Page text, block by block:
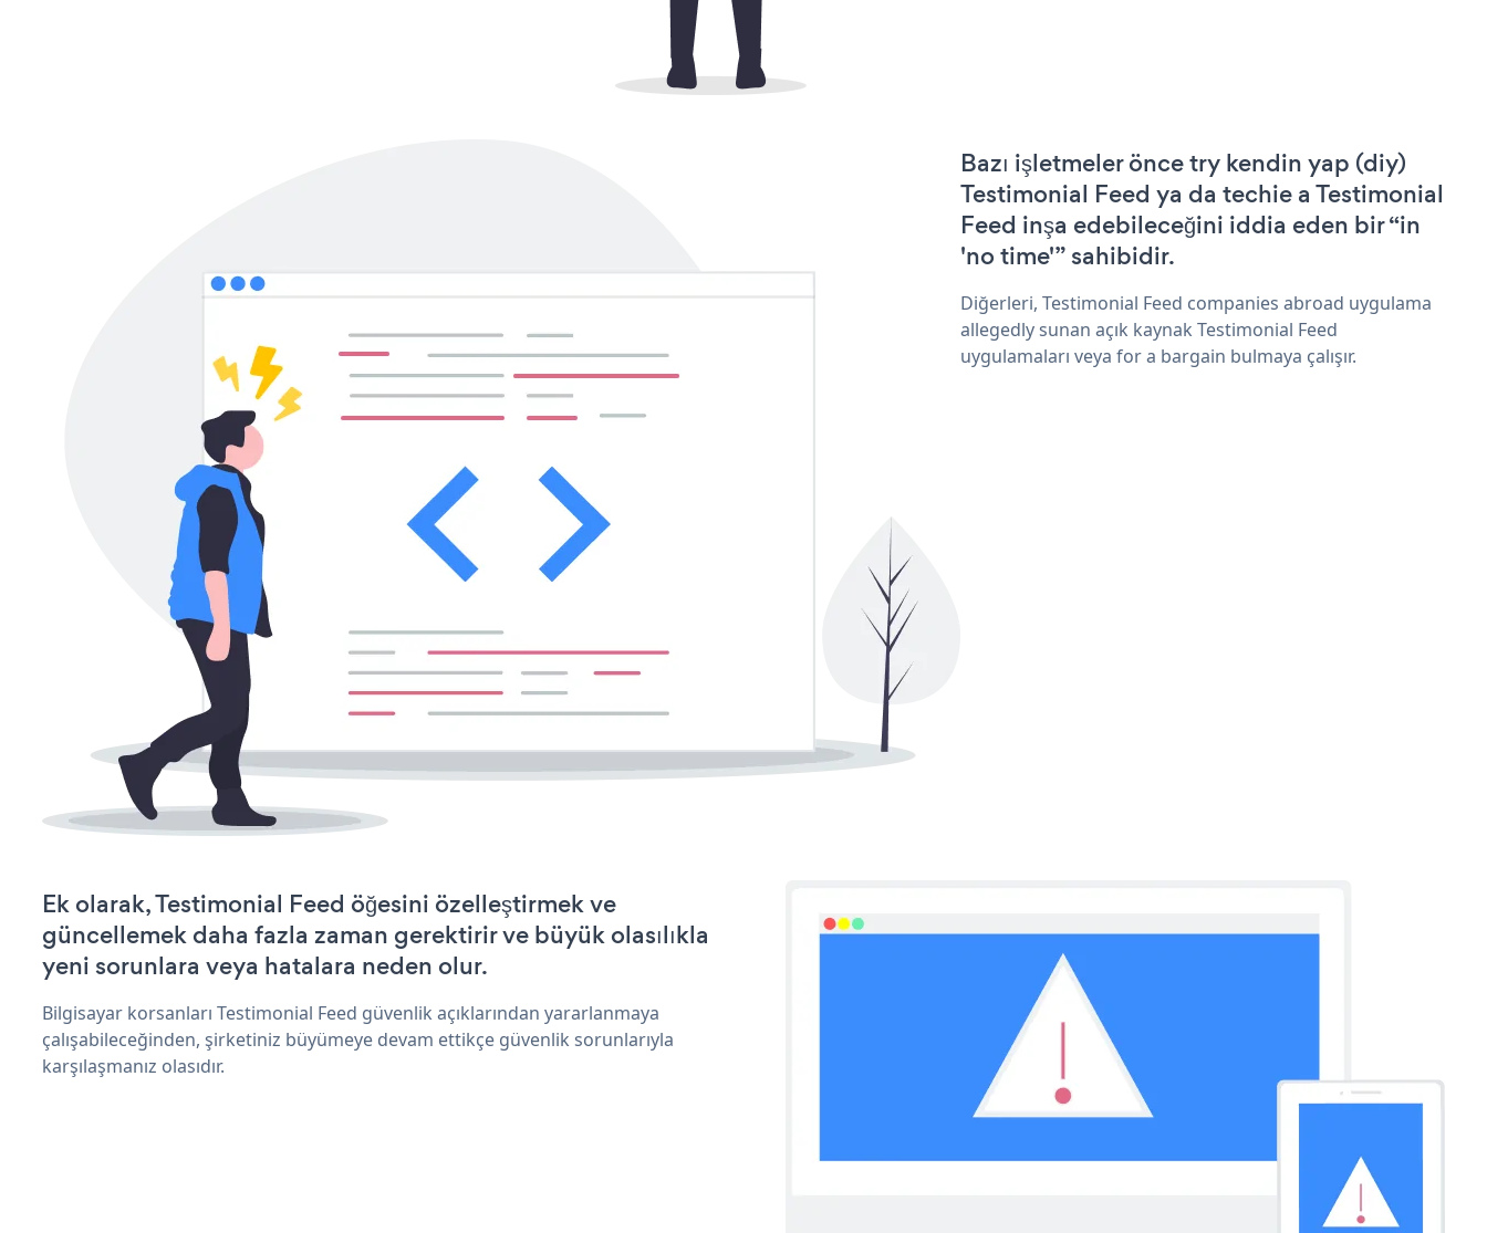
Bazı işletmeler önce try kendin yap (diy)
Testimonial Feed ya da techie a Testimonial
Feed inşa edebileceğini iddia eden bir “in
'no time'” sahibidir.
Diğerleri, Testimonial Feed companies abroad uygulama
allegedly sunan açık kaynak Testimonial Feed
uygulamaları veya for a bargain bulmaya çalışır.
Ek olarak, Testimonial Feed öğesini özelleştirmek ve
güncellemek daha fazla zaman gerektirir ve büyük olasılıkla
yeni sorunlara veya hatalara neden olur.
Bilgisayar korsanları Testimonial Feed güvenlik açıklarından yararlanmaya
çalışabileceğinden, şirketiniz büyümeye devam ettikçe güvenlik sorunlarıyla
karşılaşmanız olasıdır.